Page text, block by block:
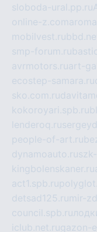
sloboda-ural.pp.ru
online-z.com
mobilvest.ru
smp-forum.ru
avrmotors.ruart-
ecostep-samara.ru
sko.com.ru
kokoroyari.spb.ru
lenderoq.ru
people-of-art.ru
dynamoauto.ru
kingbolenskaner.ru
act1.spb.ru
detsad125.ru mir-
council.spb.ru
iclub.net.rugazon-